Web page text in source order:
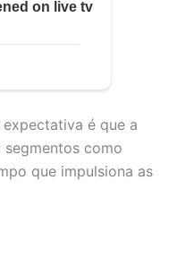
é que a
como
que impulsiona as